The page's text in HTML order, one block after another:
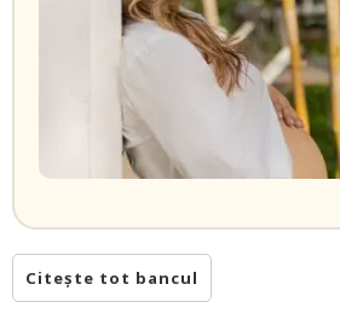
Citește tot bancul